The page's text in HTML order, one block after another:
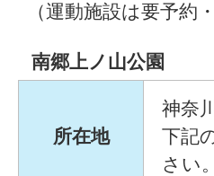
（運動施設は要予約
南郷上ノ山公園
所在地
神奈
下記
さい。